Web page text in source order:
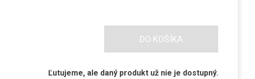
DO KOŠÍKA
Ľutujeme, ale daný produkt už nie je dostupný.